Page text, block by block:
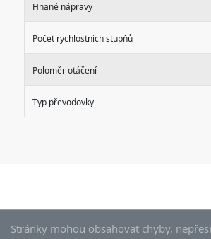
Hnané nápravy
Počet rychlostních stupňů
Poloměr otáčení
Typ převodovky
Stránky mohou obsahovat chyby,